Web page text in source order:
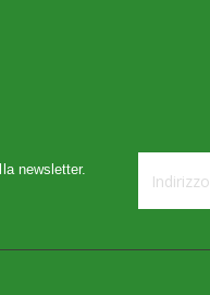
newsletter.